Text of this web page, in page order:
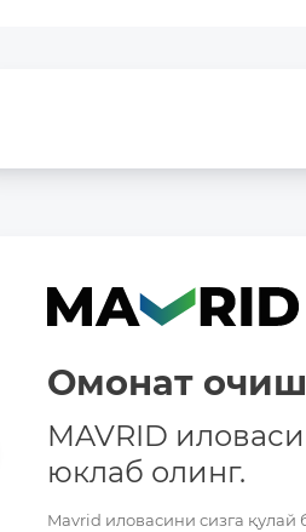
Омонат
MAVRID
юклаб олинг.
Mavrid иловасини сизга қулай